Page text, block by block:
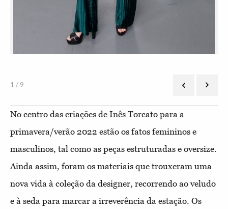
1 / 9
No centro das criações de Inês Torcato para a
primavera/verão 2022 estão os fatos femininos e
masculinos, tal como as peças estruturadas e oversize.
Ainda assim, foram os materiais que trouxeram uma
nova vida à coleção da designer, recorrendo ao veludo
e à seda para marcar a irreverência da estação. Os